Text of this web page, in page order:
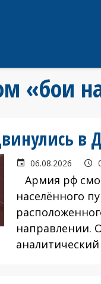
«бои
в
06.08.2026
Армия рф
населённого
направлении.